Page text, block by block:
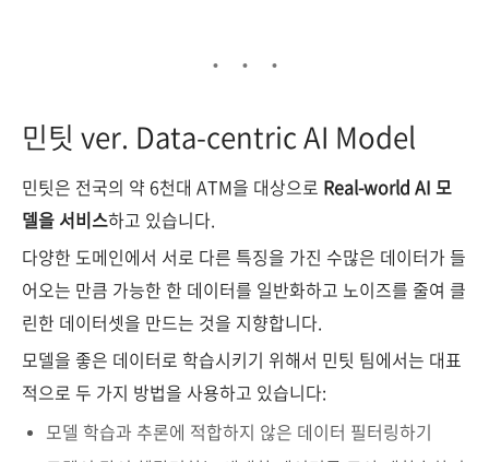
민팃 ver. Data-centric AI Model
민팃은 전국의 약 6천대 ATM을 대상으로 Real-world AI 모
델을 서비스하고 있습니다.
다양한 도메인에서 서로 다른 특징을 가진 수많은 데이터가 들
어오는 만큼 가능한 한 데이터를 일반화하고 노이즈를 줄여 클
린한 데이터셋을 만드는 것을 지향합니다.
모델을 좋은 데이터로 학습시키기 위해서 민팃 팀에서는 대표
적으로 두 가지 방법을 사용하고 있습니다:
모델 학습과 추론에 적합하지 않은 데이터 필터링하기